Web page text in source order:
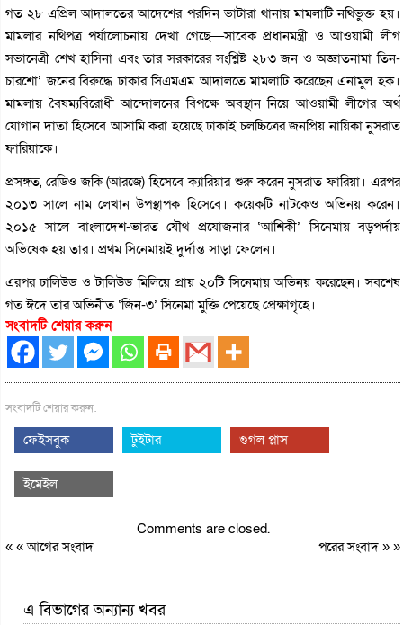
গত ২৮ এপ্রিল আদালতের আদেশের পরদিন ভাটারা থানায় মামলাটি নথিভুক্ত হয়।
মামলার নথিপত্র পর্যালোচনায় দেখা গেছে―সাবেক প্রধানমন্ত্রী ও আওয়ামী লীগ
সভানেত্রী শেখ হাসিনা এবং তার সরকারের সংশ্লিষ্ট ২৮৩ জন ও অজ্ঞাতনামা তিন-
চারশো’ জনের বিরুদ্ধে ঢাকার সিএমএম আদালতে মামলাটি করেছেন এনামুল হক।
মামলায় বৈষম্যবিরোধী আন্দোলনের বিপক্ষে অবস্থান নিয়ে আওয়ামী লীগের অর্থ
যোগান দাতা হিসেবে আসামি করা হয়েছে ঢাকাই চলচ্চিত্রের জনপ্রিয় নায়িকা নুসরাত
ফারিয়াকে।
প্রসঙ্গত, রেডিও জকি (আরজে) হিসেবে ক্যারিয়ার শুরু করেন নুসরাত ফারিয়া। এরপর
২০১৩ সালে নাম লেখান উপস্থাপক হিসেবে। কয়েকটি নাটকেও অভিনয় করেন।
২০১৫ সালে বাংলাদেশ-ভারত যৌথ প্রযোজনার ‘আশিকী’ সিনেমায় বড়পর্দায়
অভিষেক হয় তার। প্রথম সিনেমায়ই দুর্দান্ত সাড়া ফেলেন।
এরপর ঢালিউড ও টালিউড মিলিয়ে প্রায় ২০টি সিনেমায় অভিনয় করেছেন। সবশেষ
গত ঈদে তার অভিনীত ‘জিন-৩’ সিনেমা মুক্তি পেয়েছে প্রেক্ষাগৃহে।
সংবাদটি শেয়ার করুন
সংবাদটি শেয়ার করুন:
ফেইসবুক টুইটার গুগল প্লাস
ইমেইল
Comments are closed.
« «আগের সংবাদ পরের সংবাদ» »
এ বিভাগের অন্যান্য খবর